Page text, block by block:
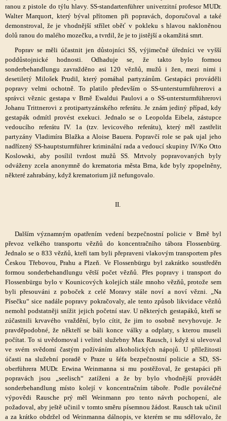
ranou z pistole do týlu hlavy. SS-standartenführer univerzitní profesor MUDr.
Walter Marquort, který býval přítomen při popravách, doporučoval a také
demonstroval, že je vhodnější střílet oběť v pokleku s hlavou nakloněnou
dolů ranou do malého mozečku, a tvrdil, že je to jistější a okamžitá smrt.
Poprav se měli účastnit jen důstojníci SS, výjimečně úředníci ve vyšší
poddůstojnické hodnosti. Odhaduje se, že takto bylo formou
sonderbehandlungu zavražděno asi 120 vězňů, mužů i žen, mezi nimi i
desetiletý Milošek Prudil, který pomáhal partyzánům. Gestapáci prováděli
popravy velmi ochotně. To platilo především o SS-untersturmführerovi a
správci věznic gestapa v Brně Ewaldui Paulovi a o SS-untersturmführerovi
Johanu Trittnerovi z protipartyzánského referátu. Je znám jediný případ, kdy
gestapák odmítl provést exekuci. Jednalo se o Leopolda Eibela, zástupce
vedoucího referátu IV. 1a (tzv. levicového referátu), který měl zastřelit
partyzány Vladimíra Blažka a Aloise Bauera. Popravčí role se pak ujal jeho
nadřízený SS-hauptsturmführer kriminální rada a vedoucí skupiny IV/Ko Otto
Koslowski, aby posílil tvrdost mužů SS. Mrtvoly popravovaných byly
odváženy zcela anonymně do krematoria města Brna, kde byly zpopelněny,
některé zahrabány, když krematorium již nefungovalo.
II.
Dalším významným opatřením vedení bezpečnostní policie v Brně byl
převoz velkého transportu vězňů do koncentračního tábora Flossenbürg.
Jednalo se o 833 vězňů, kteří tam byli přepraveni vlakovým transportem přes
Českou Třebovou, Prahu a Plzeň. Ve Flossenbürgu byl zakrátko soustředěn
formou sonderbehandlungu větší počet vězňů. Přes popravy i transport do
Flossenbürgu bylo v Kounicových kolejích stále mnoho vězňů, protože sem
byli přesouváni z poboček z celé Moravy stále noví a noví vězni. „Na
Písečku“ sice nadále popravy pokračovaly, ale tento způsob likvidace vězňů
nemohl podstatněji snížit jejich početní stav. U některých gestapáků, kteří se
zúčastnili krvavého vraždění, bylo cítit, že jim to osobně nevyhovuje. Je
pravděpodobné, že někteří se báli konce války a odplaty, s kterou museli
počítat. To si uvědomoval i velitel služebny Max Rausch, i když si ulevoval
ve svém svědomí častým požíváním alkoholických nápojů. U příležitosti
účasti na služební poradě v Praze u šéfa bezpečnostní policie a SD, SS-
oberführera MUDr. Erwina Weinmanna si mu postěžoval, že gestapáci při
popravách jsou „seelisch“ zatíženi a že by bylo vhodnější provádět
sonderbehandlung místo kolejí v koncentračním táboře. Podle poválečné
výpovědi Rausche prý měl Weinmann pro tento návrh pochopení, ale
požadoval, aby ještě učinil v tomto směru písemnou žádost. Rausch tak učinil
a za krátko obdržel od Weinmanna dálnopis, ve kterém se mu sdělovalo, že